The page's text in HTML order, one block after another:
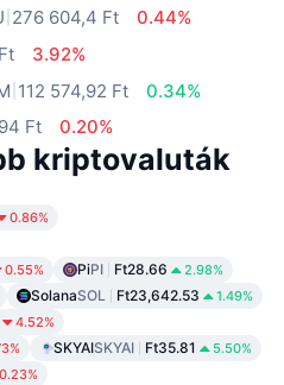
276 604,4 Ft
0.44%
3.92%
112 574,92 Ft
0.34%
Ft 0.20%
kriptovaluták
0.86%
0.55% PiPI Ft28.66 2.98%
SolanaSOL Ft23,642.53 1.49%
4.52%
SKYAISKYAI Ft35.81 5.50%
0.23%